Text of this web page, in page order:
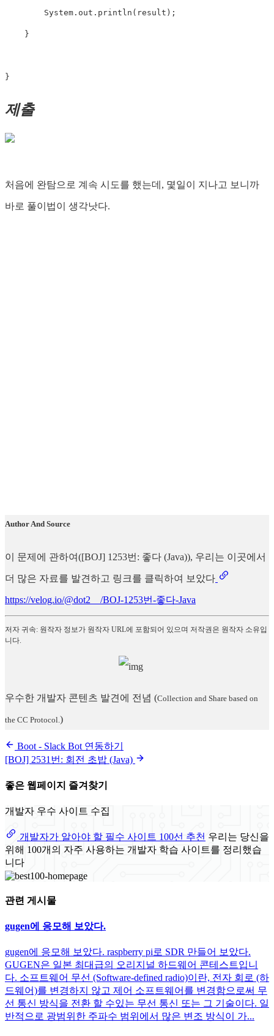
        System.out.println(result);
    }
}
제출
처음에 완탐으로 계속 시도를 했는데, 몇일이 지나고 보니까
바로 풀이법이 생각낫다.
Author And Source
이 문제에 관하여([BOJ] 1253번: 좋다 (Java)), 우리는 이곳에서
더 많은 자료를 발견하고 링크를 클릭하여 보았다
https://velog.io/@dot2__/BOJ-1253번-좋다-Java
저자 귀속: 원작자 정보가 원작자 URL에 포함되어 있으며 저작권은 원작자 소유입
니다.
우수한 개발자 콘텐츠 발견에 전념 (Collection and Share based on
the CC Protocol. )
Boot - Slack Bot 연동하기
[BOJ] 2531번: 회전 초밥 (Java)
좋은 웹페이지 즐겨찾기
개발자 우수 사이트 수집
개발자가 알아야 할 필수 사이트 100선 추천 우리는 당신을
위해 100개의 자주 사용하는 개발자 학습 사이트를 정리했습
니다
관련 게시물
gugen에 응모해 보았다.
gugen에 응모해 보았다. raspberry pi로 SDR 만들어 보았다.
GUGEN은 일본 최대급의 오리지널 하드웨어 콘테스트입니
다. 소프트웨어 무선 (Software-defined radio)이란, 전자 회로 (하
드웨어)를 변경하지 않고 제어 소프트웨어를 변경함으로써 무
선 통신 방식을 전환 할 수있는 무선 통신 또는 그 기술이다. 일
반적으로 광범위한 주파수 범위에서 많은 변조 방식이 가...